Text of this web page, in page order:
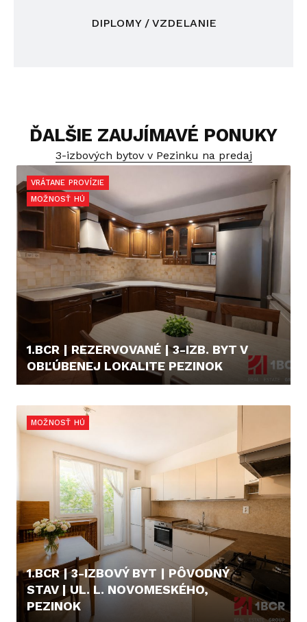
DIPLOMY / VZDELANIE
ĎALŠIE ZAUJÍMAVÉ PONUKY
3-izbových bytov v Pezinku na predaj
VRÁTANE PROVÍZIE
MOŽNOSŤ HÚ
1.BCR | REZERVOVANÉ | 3-IZB. BYT V
OBĽÚBENEJ LOKALITE PEZINOK
MOŽNOSŤ HÚ
1.BCR | 3-IZBOVÝ BYT | PÔVODNÝ
STAV | UL. L. NOVOMESKÉHO,
PEZINOK